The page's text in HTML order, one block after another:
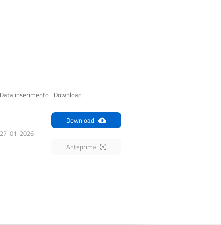
Data inserimento Download
27-01-2026
Download
Anteprima